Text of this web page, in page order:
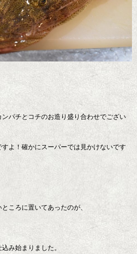
パチとコチのお造り盛り合わせでござい
よ！確かにスーパーでは見かけないです
ころに置いてあったのが、
み始まりました。